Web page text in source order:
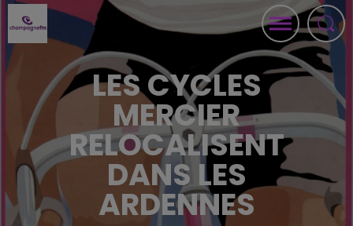
LES CYCLES
MERCIER
RELOCALISENT
DANS LES
ARDENNES